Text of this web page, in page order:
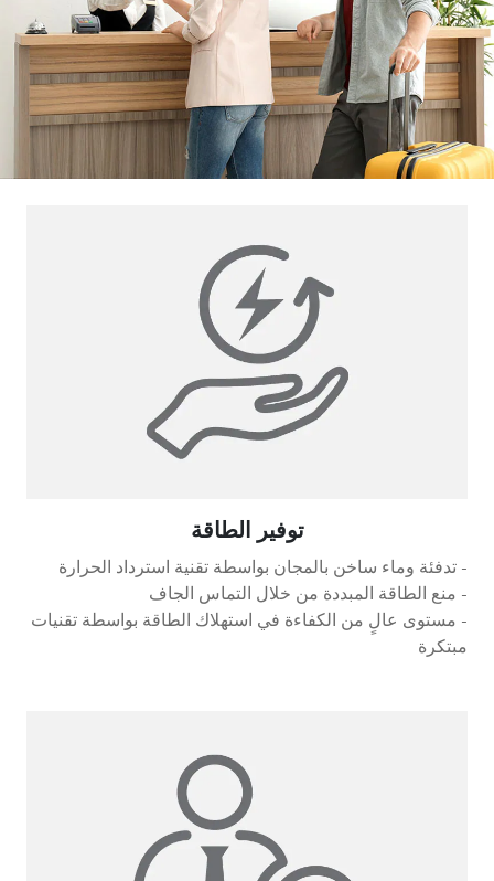
توفير الطاقة
- تدفئة وماء ساخن بالمجان بواسطة تقنية استرداد الحرارة
- منع الطاقة المبددة من خلال التماس الجاف
- مستوى عالٍ من الكفاءة في استهلاك الطاقة بواسطة تقنيات
مبتكرة